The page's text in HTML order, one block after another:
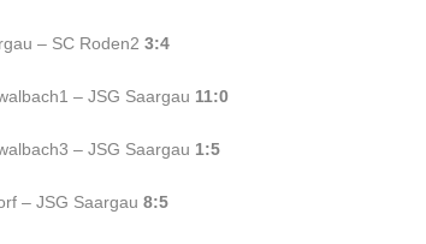
– SC Roden2 3:4
– JSG Saargau 11:0
– JSG Saargau 1:5
– JSG Saargau 8:5